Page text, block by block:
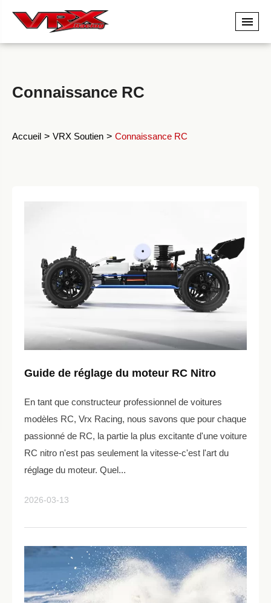
Connaissance RC
Accueil VRX Soutien Connaissance RC
Guide de réglage du moteur RC Nitro
En tant que constructeur professionnel de voitures
modèles RC, Vrx Racing, nous savons que pour chaque
passionné de RC, la partie la plus excitante d'une voiture
RC nitro n'est pas seulement la vitesse-c'est l'art du
réglage du moteur. Quel...
2026-03-13